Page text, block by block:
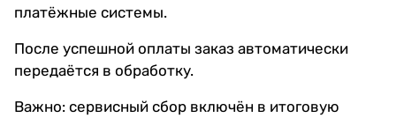
платёжные системы.
После успешной оплаты заказ автоматически
передаётся в обработку.
Важно: сервисный сбор включён в итоговую